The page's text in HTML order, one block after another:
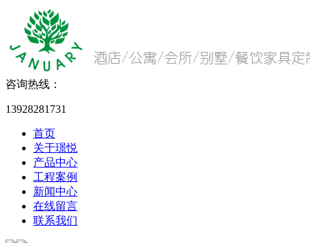
咨询热线：
13928281731
首页
关于璟悦
产品中心
工程案例
新闻中心
在线留言
联系我们